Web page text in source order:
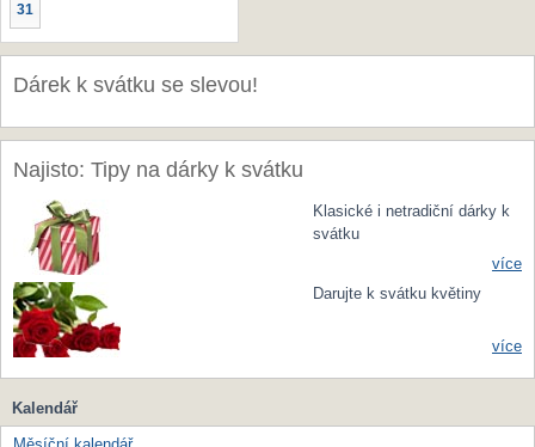
31
Dárek k svátku se slevou!
Najisto: Tipy na dárky k svátku
Klasické i netradiční dárky k
svátku
více
Darujte k svátku květiny
více
Kalendář